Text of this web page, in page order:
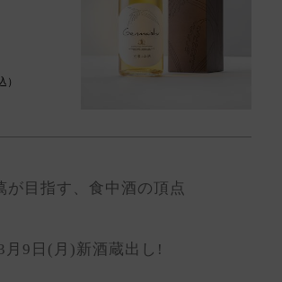
）
が目指す、食中酒の頂点
月9日(月)新酒蔵出し!